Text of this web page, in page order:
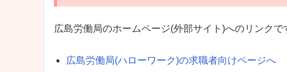
広島労働局のホームページ(外部サイト)へのリンクで
広島労働局(ハローワーク)の求職者向けページへ